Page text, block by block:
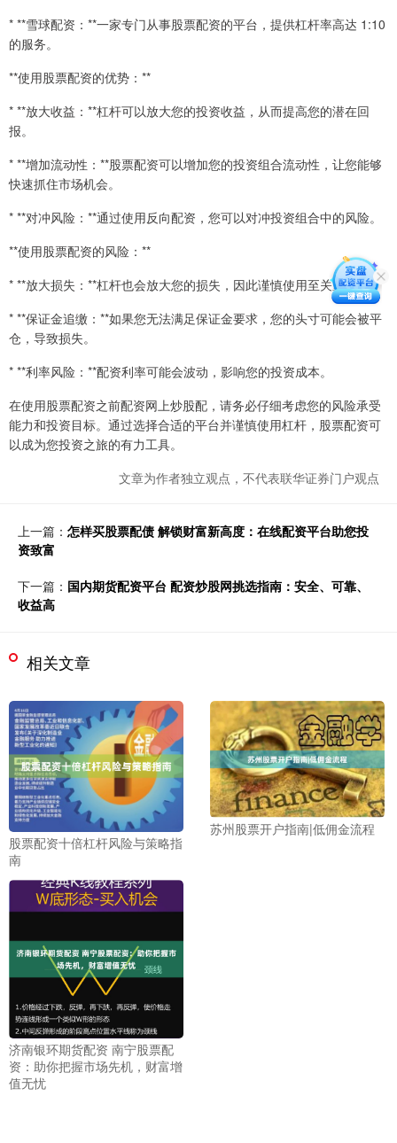
* **雪球配资：**一家专门从事股票配资的平台，提供杠杆率高达 1:10
的服务。
**使用股票配资的优势：**
* **放大收益：**杠杆可以放大您的投资收益，从而提高您的潜在回
报。
* **增加流动性：**股票配资可以增加您的投资组合流动性，让您能够
快速抓住市场机会。
* **对冲风险：**通过使用反向配资，您可以对冲投资组合中的风险。
**使用股票配资的风险：**
* **放大损失：**杠杆也会放大您的损失，因此谨慎使用至关重要。
* **保证金追缴：**如果您无法满足保证金要求，您的头寸可能会被平
仓，导致损失。
* **利率风险：**配资利率可能会波动，影响您的投资成本。
在使用股票配资之前配资网上炒股配，请务必仔细考虑您的风险承受
能力和投资目标。通过选择合适的平台并谨慎使用杠杆，股票配资可
以成为您投资之旅的有力工具。
文章为作者独立观点，不代表联华证券门户观点
上一篇： 怎样买股票配债 解锁财富新高度：在线配资平台助您投
资致富
下一篇： 国内期货配资平台 配资炒股网挑选指南：安全、可靠、
收益高
相关文章
股票配资十倍杠杆风险与策略指
南
苏州股票开户指南|低佣金流程
济南银环期货配资 南宁股票配
资：助你把握市场先机，财富增
值无忧